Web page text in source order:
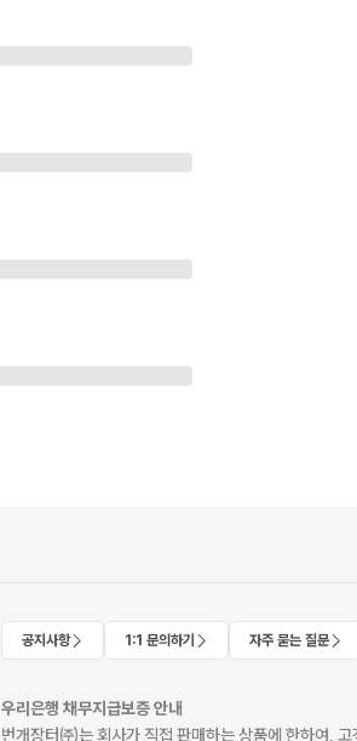
공지사항 1:1 문의하기 자주 묻는 질문
우리은행 채무지급보증 안내
번개장터㈜는 회사가 직접 판매하는 상품에 한하여,